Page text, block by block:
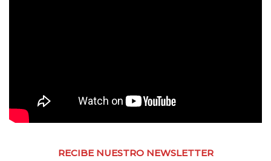
RECIBE NUESTRO NEWSLETTER